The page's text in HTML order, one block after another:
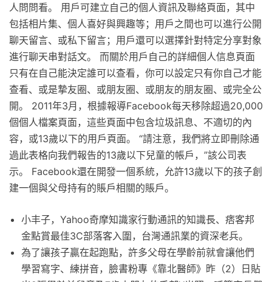
人問問看。 用戶可建立自己的個人資訊及聯絡頁面，其中
包括相片集、個人喜好與興趣等；用戶之間也可以進行公開
聊天留言、或私下留言；用戶還可以選擇針對特定分享對象
進行聊天串對話文。 而關於用戶自己的詳細個人信息頁面
只有在自己能決定誰可以查看，你可以設定只有你自己才能
查看、或是摯友圈、或朋友圈、或朋友的朋友圈、或完全公
開。 2011年3月，根據報導Facebook每天移除超過20,000
個個人檔案頁面，這些頁面中包含垃圾訊息、不適切的內
容，或13歲以下的用戶頁面。 “請注意，我們將立即刪除通
過此表格向我們報告的13歲以下兒童的帳戶，”該公司表
示。 Facebook還在開發一個系統，允許13歲以下的孩子創
建一個與父母持有的賬戶相關的賬戶。
小丰子，Yahoo奇摩知識家行動通訊的知識長、痞客邦
金點賞最佳3C部落客入圍，台灣通訊業的資深老兵。
為了讓孩子贏在起跑點，許多父母在學齡前就會讓他們
學習寫字、練拼音，臉書粉專《靠北醫師》昨（2）日貼